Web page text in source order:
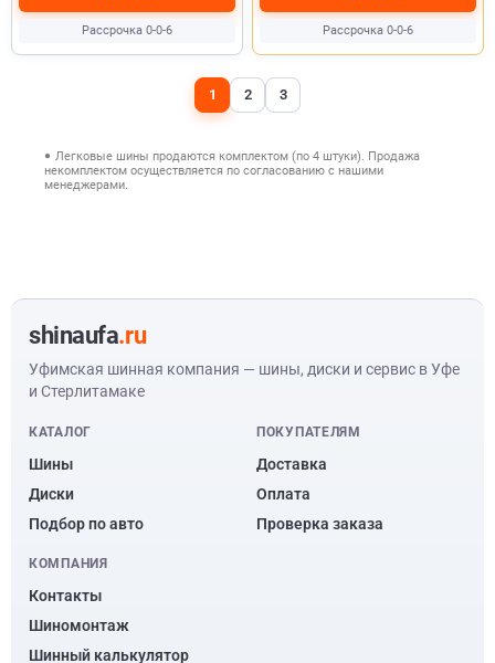
Рассрочка 0-0-6 Рассрочка 0-0-6
1 2 3
Легковые шины продаются комплектом (по 4 штуки). Продажа
некомплектом осуществляется по согласованию с нашими
менеджерами.
shinaufa.ru
Уфимская шинная компания — шины, диски и сервис в Уфе
и Стерлитамаке
КАТАЛОГ
Шины
Диски
Подбор по авто
ПОКУПАТЕЛЯМ
Доставка
Оплата
Проверка заказа
КОМПАНИЯ
Контакты
Шиномонтаж
Шинный калькулятор